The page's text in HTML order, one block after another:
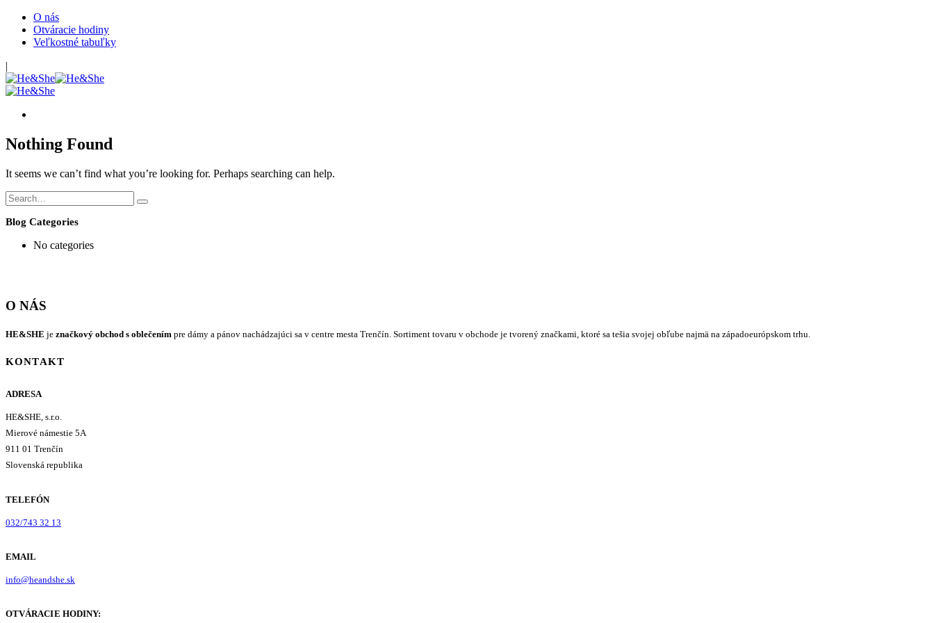
O nás
Otváracie hodiny
Veľkostné tabuľky
|
Nothing Found
It seems we can’t find what you’re looking for. Perhaps searching can help.
Blog Categories
No categories
O NÁS
HE&SHE je značkový obchod s oblečením pre dámy a pánov nachádzajúci sa v centre mesta Trenčín. Sortiment tovaru v obchode je tvorený značkami, ktoré sa tešia svojej obľube najmä na západoeurópskom trhu.
KONTAKT
ADRESA
HE&SHE, s.r.o.
Mierové námestie 5A
911 01 Trenčín
Slovenská republika
TELEFÓN
032/743 32 13
EMAIL
info@heandshe.sk
OTVÁRACIE HODINY: